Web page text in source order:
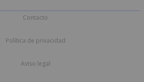
Contacto
Política de privacidad
Aviso legal